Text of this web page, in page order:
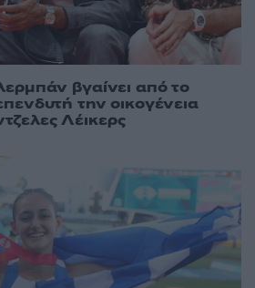
βγαίνει από το
την οικογένεια
Λέικερς